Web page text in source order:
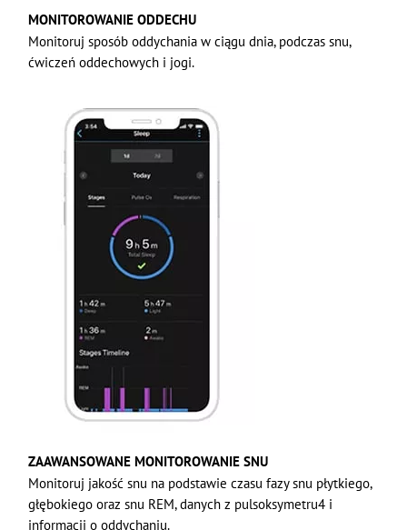
MONITOROWANIE ODDECHU
Monitoruj sposób oddychania w ciągu dnia, podczas snu,
ćwiczeń oddechowych i jogi.
ZAAWANSOWANE MONITOROWANIE SNU
Monitoruj jakość snu na podstawie czasu fazy snu płytkiego,
głębokiego oraz snu REM, danych z pulsoksymetru4 i
informacji o oddychaniu.